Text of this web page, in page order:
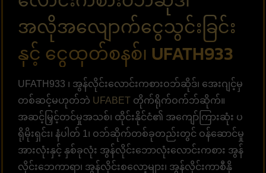
အလိုအလျောက်ငွေသွင်းခြင်း
နှင့် ငွေထုတ်စနစ်၊ UFATH933
UFATH933 ၊ အွန်လိုင်းလောင်းကစားဝဘ်ဆိုဒ်၊ အေးဂျင့်မှ
တစ်ဆင့်မဟုတ်ဘဲ UFABET တိုက်ရိုက်ဝက်ဘ်ဆိုက်။
အဆင့်မြှင့်တင်မှုအသစ်၊ ထိုင်းနိုင်ငံ၏ အကျော်ကြားဆုံး ပ
ရိုမိုးရှင်း၊ နံပါတ် 1၊ ဝဘ်ဆိုက်တစ်ခုတည်းတွင် ဝန်ဆောင်မှု
အားလုံးနှင့် နှစ်ခုလုံး အွန်လိုင်းဘောလုံးလောင်းကစား အွန်
လိုင်းဘေကာရာ၊ အွန်လိုင်းစလော့များ၊ အွန်လိုင်းကာစီနို